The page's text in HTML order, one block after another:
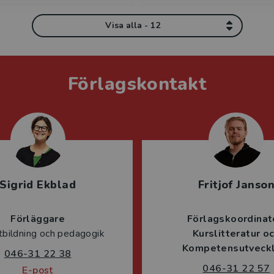
Visa alla - 12
Förlagskontakt
Sigrid Ekblad
Förläggare
och pedagogik
046-31 22 38
E-post
Fritjof Janson
Kurslitteratur
046-31 22 57